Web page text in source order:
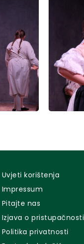
Uvjeti korištenja
Impressum
Pitajte nas
Izjava o pristupačnosti
Politika privatnosti